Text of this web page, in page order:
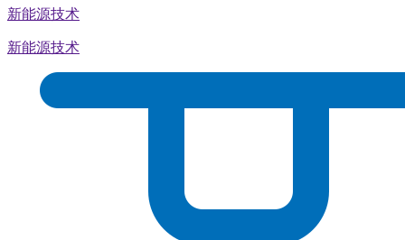
新能源技术
新能源技术